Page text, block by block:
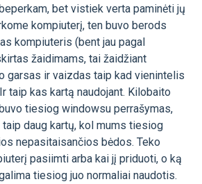
bet vistiek verta paminėti jų
kompiuterį, ten buvo berods
kompiuteris (bent jau pagal
žaidimams, tai žaidžiant
garsas ir vaizdas taip kad vienintelis
taip kas kartą naudojant. Kilobaito
tiesiog windowsu perrašymas,
daug kartų, kol mums tiesiog
nepasitaisančios bėdos. Teko
pasiimti arba kai jį priduoti, o ką
tiesiog juo normaliai naudotis.